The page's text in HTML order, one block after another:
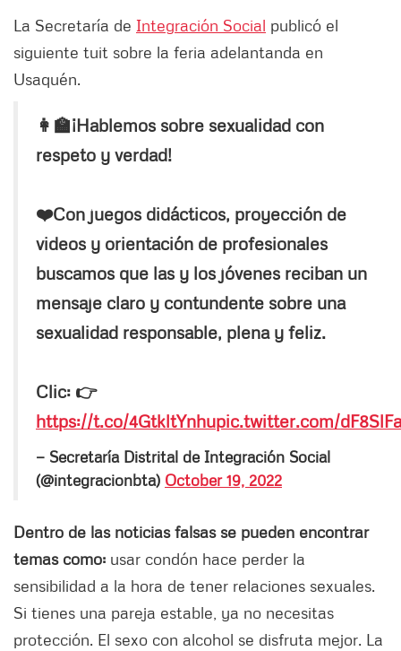
La Secretaría de Integración Social publicó el
siguiente tuit sobre la feria adelantanda en
Usaquén.
👩‍🏫¡Hablemos sobre sexualidad con
respeto y verdad!
❤️Con juegos didácticos, proyección de
videos y orientación de profesionales
buscamos que las y los jóvenes reciban un
mensaje claro y contundente sobre una
sexualidad responsable, plena y feliz.
Clic: 👉
https://t.co/4GtkltYnhupic.twitter.com/
— Secretaría Distrital de Integración Social
(@integracionbta) October 19, 2022
Dentro de las noticias falsas se pueden encontrar
temas como: usar condón hace perder la
sensibilidad a la hora de tener relaciones sexuales.
Si tienes una pareja estable, ya no necesitas
protección. El sexo con alcohol se disfruta mejor. La